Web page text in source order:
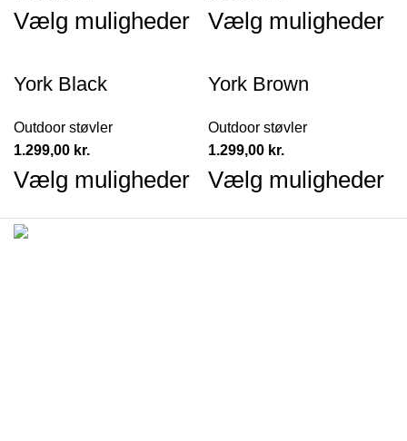
Vælg muligheder Vælg muligheder
York Black
Outdoor støvler
1.299,00 kr.
Vælg muligheder
York Brown
Outdoor støvler
1.299,00 kr.
Vælg muligheder